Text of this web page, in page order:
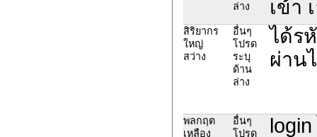
ล่าง
เข้า
สิริยากร
ใหญ่
สว่าง
อื่นๆ
โปรด
ระบุ
ด้าน
ล่าง
ได้ร
ผ่าน
พลกฤต
เหลือง
อื่นๆ
โปรด